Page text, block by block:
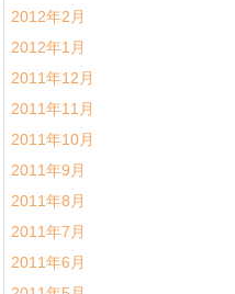
2012年2月
2012年1月
2011年12月
2011年11月
2011年10月
2011年9月
2011年8月
2011年7月
2011年6月